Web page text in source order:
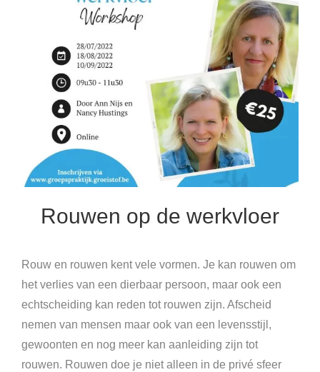
Rouwen op de werkvloer
Rouw en rouwen kent vele vormen. Je kan rouwen om
het verlies van een dierbaar persoon, maar ook een
echtscheiding kan reden tot rouwen zijn. Afscheid
nemen van mensen maar ook van een levensstijl,
gewoonten en nog meer kan aanleiding zijn tot
rouwen. Rouwen doe je niet alleen in de privé sfeer